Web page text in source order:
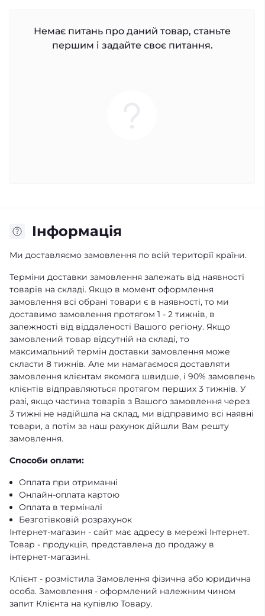
Немає питань про даний товар, станьте
першим і задайте своє питання.
Iнформація
Ми доставляємо замовлення по всій території країни.
Терміни доставки замовлення залежать від наявності
товарів на складі. Якщо в момент оформлення
замовлення всі обрані товари є в наявності, то ми
доставимо замовлення протягом 1 - 2 тижнів, в
залежності від віддаленості Вашого регіону. Якщо
замовлений товар відсутній на складі, то
максимальний термін доставки замовлення може
скласти 8 тижнів. Але ми намагаємося доставляти
замовлення клієнтам якомога швидше, і 90% замовлень
клієнтів відправляються протягом перших 3 тижнів. У
разі, якщо частина товарів з Вашого замовлення через
3 тижні не надійшла на склад, ми відправимо всі наявні
товари, а потім за наш рахунок дійшли Вам решту
замовлення.
Способи оплати:
Оплата при отриманні
Онлайн-оплата картою
Оплата в терміналі
Безготівковій розрахунок
Інтернет-магазин - сайт має адресу в мережі Інтернет.
Товар - продукція, представлена ​​до продажу в
інтернет-магазині.
Клієнт - розмістила Замовлення фізична або юридична
особа. Замовлення - оформлений належним чином
запит Клієнта на купівлю Товару.